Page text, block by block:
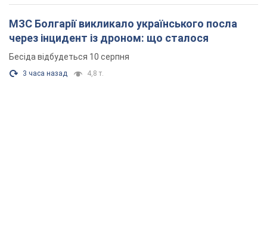
МЗС Болгарії викликало українського посла
через інцидент із дроном: що сталося
Бесіда відбудеться 10 серпня
3 часа назад 4,8 т.